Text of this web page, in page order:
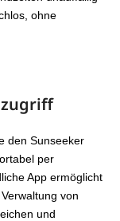
ohne
den Sunseeker
per
App ermöglicht
von
und